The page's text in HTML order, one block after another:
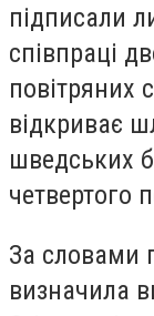
підписали
співпраці
повітряних
відкриває
шведських
четвертого
За словами
визначила